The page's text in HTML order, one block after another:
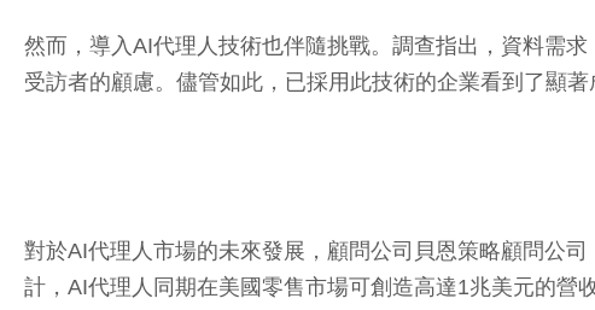
然而，導入AI代理人技術也伴隨挑戰。調查指出，資料需
受訪者的顧慮。儘管如此，已採用此技術的企業看到了顯
對於AI代理人市場的未來發展，顧問公司貝恩策略顧問公
計，AI代理人同期在美國零售市場可創造高達1兆美元的